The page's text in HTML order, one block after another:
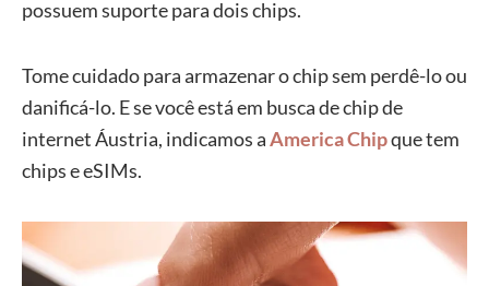
possuem suporte para dois chips.
Tome cuidado para armazenar o chip sem perdê-lo ou
danificá-lo. E se você está em busca de chip de
internet Áustria, indicamos aAmerica Chipque tem
chips e eSIMs.